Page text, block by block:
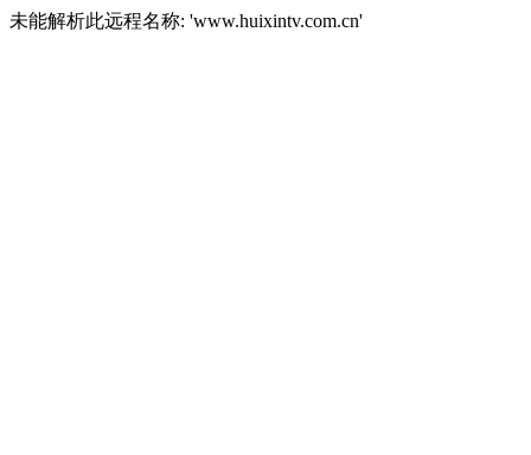
未能解析此远程名称: 'www.huixintv.com.cn'